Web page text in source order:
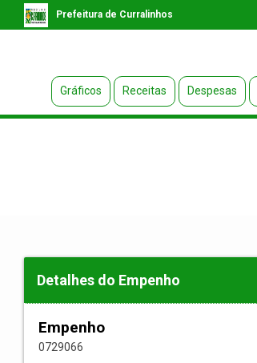
Prefeitura de Curralinhos
Gráficos Receitas Despesas
Detalhes do Empenho
Empenho
0729066